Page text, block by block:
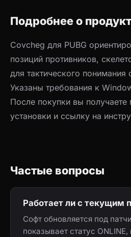
Подробнее о
Covcheg для PUBG
позиций противников,
для тактического понимания
Указаны требования к
После покупки вы получаете
установки и ссылку на
Частые вопросы
Работает ли с текущим
Софт обновляется под
показывает статус